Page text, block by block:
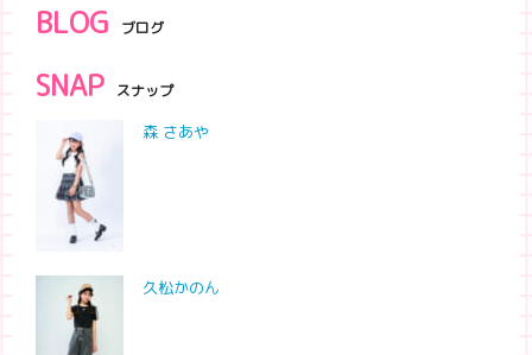
BLOG ブログ
SNAP スナップ
森 さあや
久松かのん